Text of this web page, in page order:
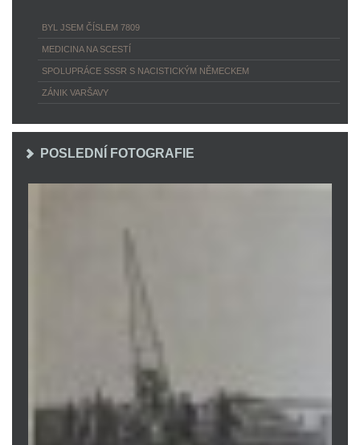
BYL JSEM ČÍSLEM 7809
MEDICINA NA SCESTÍ
SPOLUPRÁCE SSSR S NACISTICKÝM NĚMECKEM
ZÁNIK VARŠAVY
POSLEDNÍ FOTOGRAFIE